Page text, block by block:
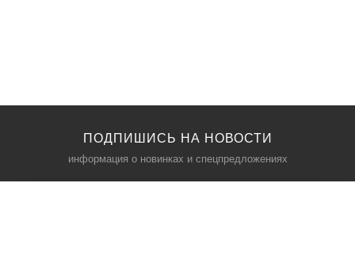
ПОДПИШИСЬ НА НОВОСТИ
информация о новинках и спецпредложениях